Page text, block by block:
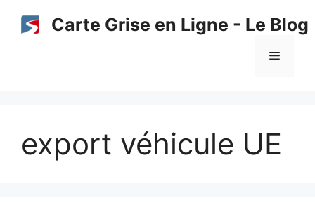
Carte Grise en Ligne - Le Blog
Menu
export véhicule UE